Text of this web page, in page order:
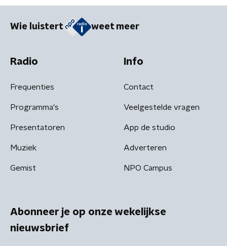
Wie luistert weet meer
Radio
Frequenties
Programma's
Presentatoren
Muziek
Gemist
Info
Contact
Veelgestelde vragen
App de studio
Adverteren
NPO Campus
Abonneer je op onze wekelijkse
nieuwsbrief